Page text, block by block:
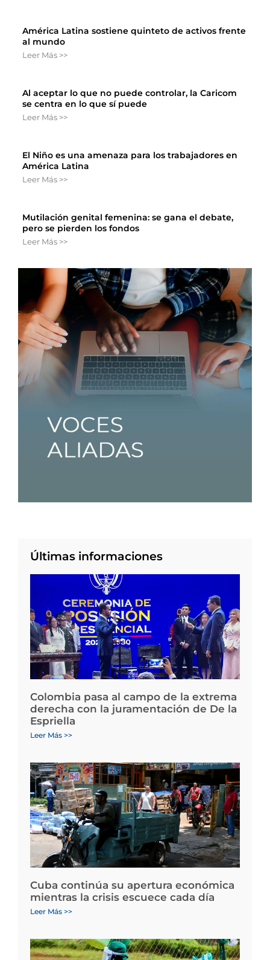
América Latina sostiene quinteto de activos frente
al mundo
Leer Más >>
Al aceptar lo que no puede controlar, la Caricom
se centra en lo que sí puede
Leer Más >>
El Niño es una amenaza para los trabajadores en
América Latina
Leer Más >>
Mutilación genital femenina: se gana el debate,
pero se pierden los fondos
Leer Más >>
Últimas informaciones
Colombia pasa al campo de la extrema
derecha con la juramentación de De la
Espriella
Leer Más >>
Cuba continúa su apertura económica
mientras la crisis escuece cada día
Leer Más >>